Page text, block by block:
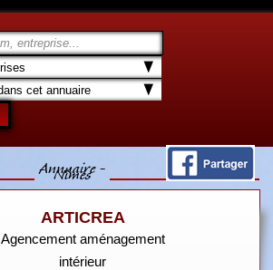
Annuaire -
Nîmes
ARTICREA
Agencement aménagement
intérieur